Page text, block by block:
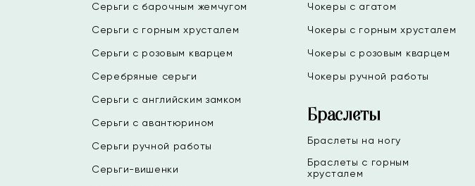
Серьги с барочным жемчугом
Серьги с горным хрусталем
Серьги с розовым кварцем
Серебряные серьги
Серьги с английским замком
Серьги с авантюрином
Серьги ручной работы
Серьги-вишенки
Чокеры с агатом
Чокеры с горным хрусталем
Чокеры с розовым кварцем
Чокеры ручной работы
Браслеты
Браслеты на ногу
Браслеты с горным
хрусталем